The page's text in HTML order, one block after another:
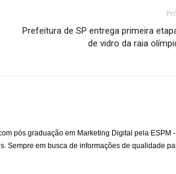
Prefeitura de SP entrega primeira
de vidro da raia
pós graduação em Marketing Digital pela ESPM -
Sempre em busca de informações de qualidade